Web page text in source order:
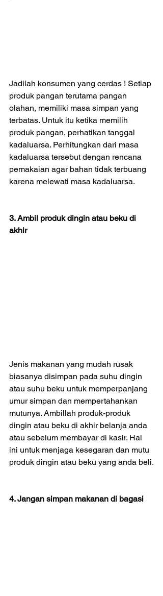
Jadilah konsumen yang cerdas ! Setiap
produk pangan terutama pangan
olahan, memiliki masa simpan yang
terbatas. Untuk itu ketika memilih
produk pangan, perhatikan tanggal
kadaluarsa. Perhitungkan dari masa
kadaluarsa tersebut dengan rencana
pemakaian agar bahan tidak terbuang
karena melewati masa kadaluarsa.
3. Ambil produk dingin atau beku di
akhir
Jenis makanan yang mudah rusak
biasanya disimpan pada suhu dingin
atau suhu beku untuk memperpanjang
umur simpan dan mempertahankan
mutunya. Ambillah produk-produk
dingin atau beku di akhir belanja anda
atau sebelum membayar di kasir. Hal
ini untuk menjaga kesegaran dan mutu
produk dingin atau beku yang anda beli.
4. Jangan simpan makanan di bagasi